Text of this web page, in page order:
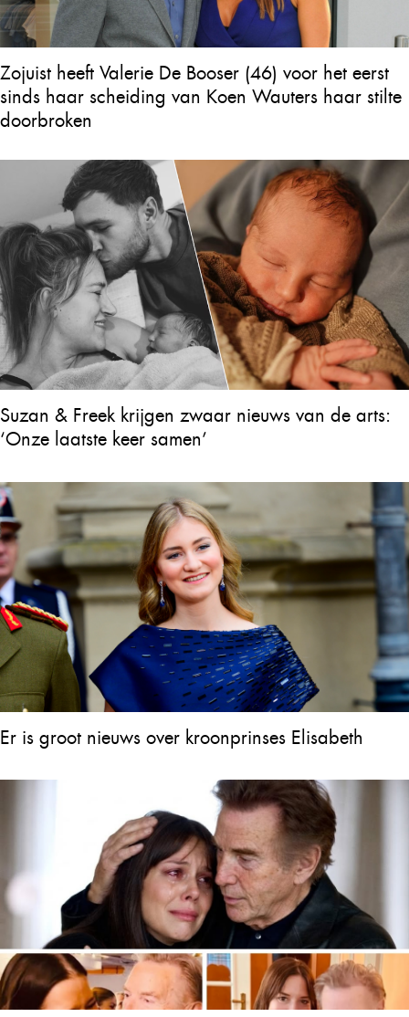
Zojuist heeft Valerie De Booser (46) voor het eerst
sinds haar scheiding van Koen Wauters haar stilte
doorbroken
Suzan & Freek krijgen zwaar nieuws van de arts:
‘Onze laatste keer samen’
Er is groot nieuws over kroonprinses Elisabeth